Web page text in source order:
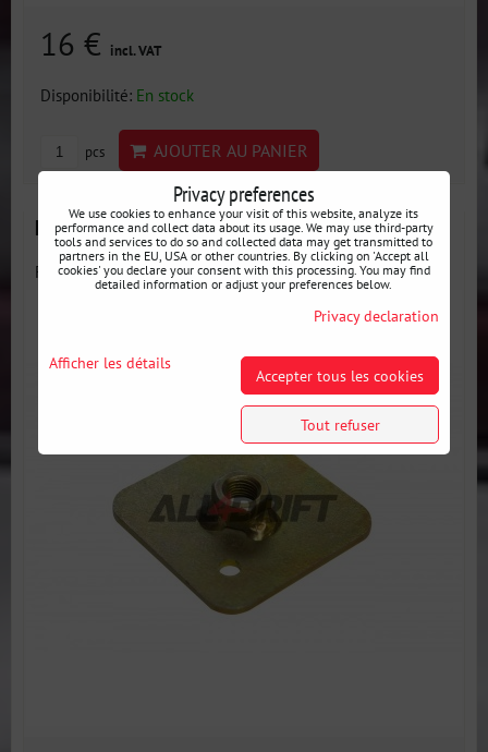
16 € incl. VAT
Disponibilité: En stock
pcs AJOUTER AU PANIER
Filet pour fixation de harnais de course - FIA
Fixation de harnais avec écrou à souder.
Privacy preferences
We use cookies to enhance your visit of this website, analyze its
performance and collect data about its usage. We may use third-party
tools and services to do so and collected data may get transmitted to
partners in the EU, USA or other countries. By clicking on 'Accept all
cookies' you declare your consent with this processing. You may find
detailed information or adjust your preferences below.
Privacy declaration
Afficher les détails
Accepter tous les cookies
Tout refuser